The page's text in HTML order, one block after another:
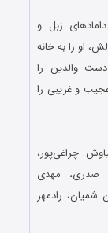
زبل و
او را به خانه
دست والدین را
و غریبی را
چراغی‌پور،
صدری، مهدی
شمیان، رادمهر